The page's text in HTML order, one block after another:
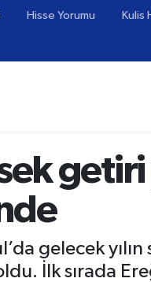
Hisse Yorumu Kulis
gelecek
İlk sırada